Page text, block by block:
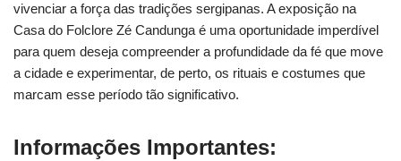
vivenciar a força das tradições sergipanas. A exposição na
Casa do Folclore Zé Candunga é uma oportunidade imperdível
para quem deseja compreender a profundidade da fé que move
a cidade e experimentar, de perto, os rituais e costumes que
marcam esse período tão significativo.
Informações Importantes: